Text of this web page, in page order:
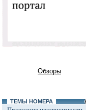
Обзоры
ТЕМЫ НОМЕРА